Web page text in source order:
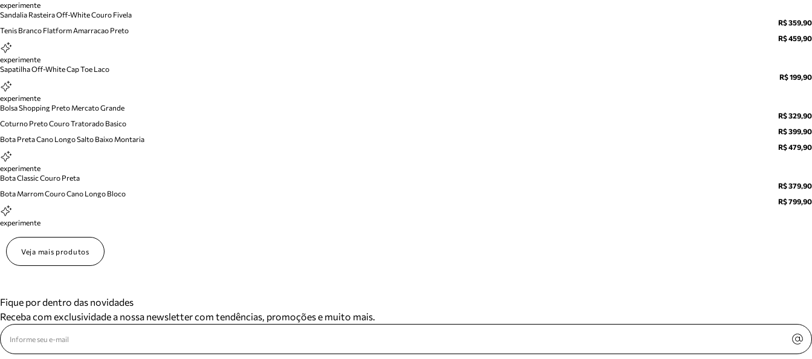
experimente
Sandalia Rasteira Off-White Couro Fivela
R$ 359,90
Tenis Branco Flatform Amarracao Preto
R$ 459,90
experimente
Sapatilha Off-White Cap Toe Laco
R$ 199,90
experimente
Bolsa Shopping Preto Mercato Grande
R$ 329,90
Coturno Preto Couro Tratorado Basico
R$ 399,90
Bota Preta Cano Longo Salto Baixo Montaria
R$ 479,90
experimente
Bota Classic Couro Preta
R$ 379,90
Bota Marrom Couro Cano Longo Bloco
R$ 799,90
experimente
Veja mais produtos
Fique por dentro das novidades
Receba com exclusividade a nossa newsletter com tendências, promoções e muito mais.